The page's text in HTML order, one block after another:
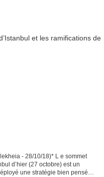
- 28/10/18)* L e sommet
d’hier (27 octobre) est un
une stratégie bien pensée